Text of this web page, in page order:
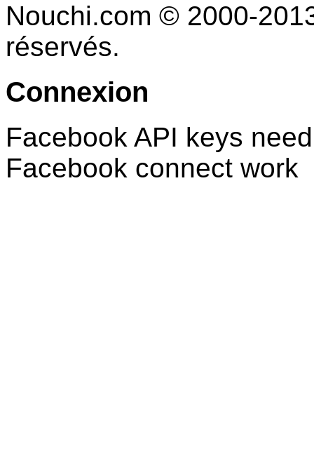
Nouchi.com © 2000-
réservés.
Connexion
Facebook API keys
Facebook connect work